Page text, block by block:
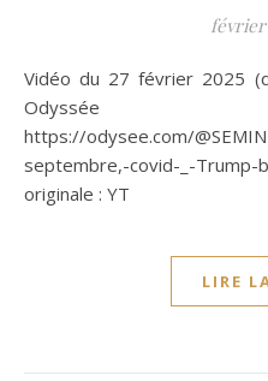
février
Vidéo du 27 février 2025 (durée 15 min) : Source vidéo
https://odysee.com/
septembre,-covid-_-
originale : YT
LIRE